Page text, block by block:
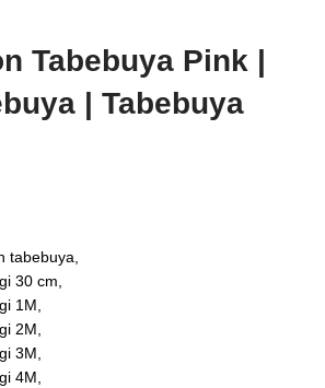
Tabebuya Pink |
| Tabebuya
tabebuya,
30 cm,
1M,
2M,
3M,
4M,